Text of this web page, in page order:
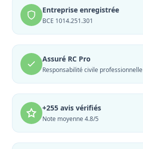
Entreprise enregistrée
BCE 1014.251.301
Assuré RC Pro
Responsabilité civile professionnelle
+255 avis vérifiés
Note moyenne 4.8/5